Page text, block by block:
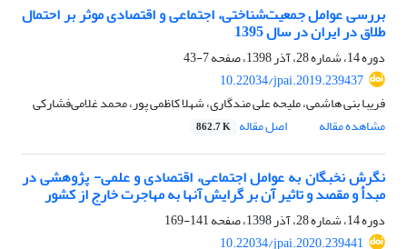
بررسی عوامل جمعیت‌شناختی، اجتماعی و اقتصادی موثر بر احتمال
طلاق در ایران در سال 1395
دوره 14، شماره 28، آذر 1398، صفحه
7-43
10.22034/jpai.2019.239437
فریبا بنی هاشمی، ملیحه علی مندگاری، شهلا کاظمی پور، محمد غلامی‌فشارکی
مشاهده مقاله
اصل مقاله 862.7 K
نگرش نخبگان به عوامل اجتماعی، اقتصادی و علمی- پژوهشی در
مبدأ و مقصد و تاثیر آن بر گرایش آنها به مهاجرت خارج از کشور
دوره 14، شماره 28، آذر 1398، صفحه
141-169
10.22034/jpai.2020.239441